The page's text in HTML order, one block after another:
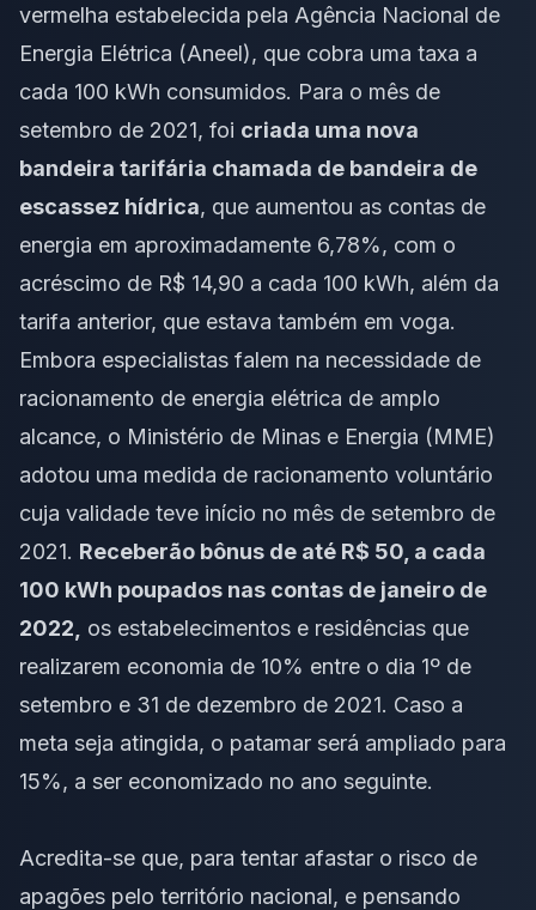
vermelha estabelecida pela Agência Nacional de
Energia Elétrica (Aneel), que cobra uma taxa a
cada 100 kWh consumidos. Para o mês de
setembro de 2021, foi criada uma nova
bandeira tarifária chamada de bandeira de
escassez hídrica, que aumentou as contas de
energia em aproximadamente 6,78%, com o
acréscimo de R$ 14,90 a cada 100 kWh, além da
tarifa anterior, que estava também em voga.
Embora especialistas falem na necessidade de
racionamento de energia elétrica de amplo
alcance, o Ministério de Minas e Energia (MME)
adotou uma medida de racionamento voluntário
cuja validade teve início no mês de setembro de
2021. Receberão bônus de até R$ 50, a cada
100 kWh poupados nas contas de janeiro de
2022,
os estabelecimentos e residências que
realizarem economia de 10% entre o dia 1º de
setembro e 31 de dezembro de 2021. Caso a
meta seja atingida, o patamar será ampliado para
15%, a ser economizado no ano seguinte.
Acredita-se que, para tentar afastar o risco de
apagões pelo território nacional, e pensando